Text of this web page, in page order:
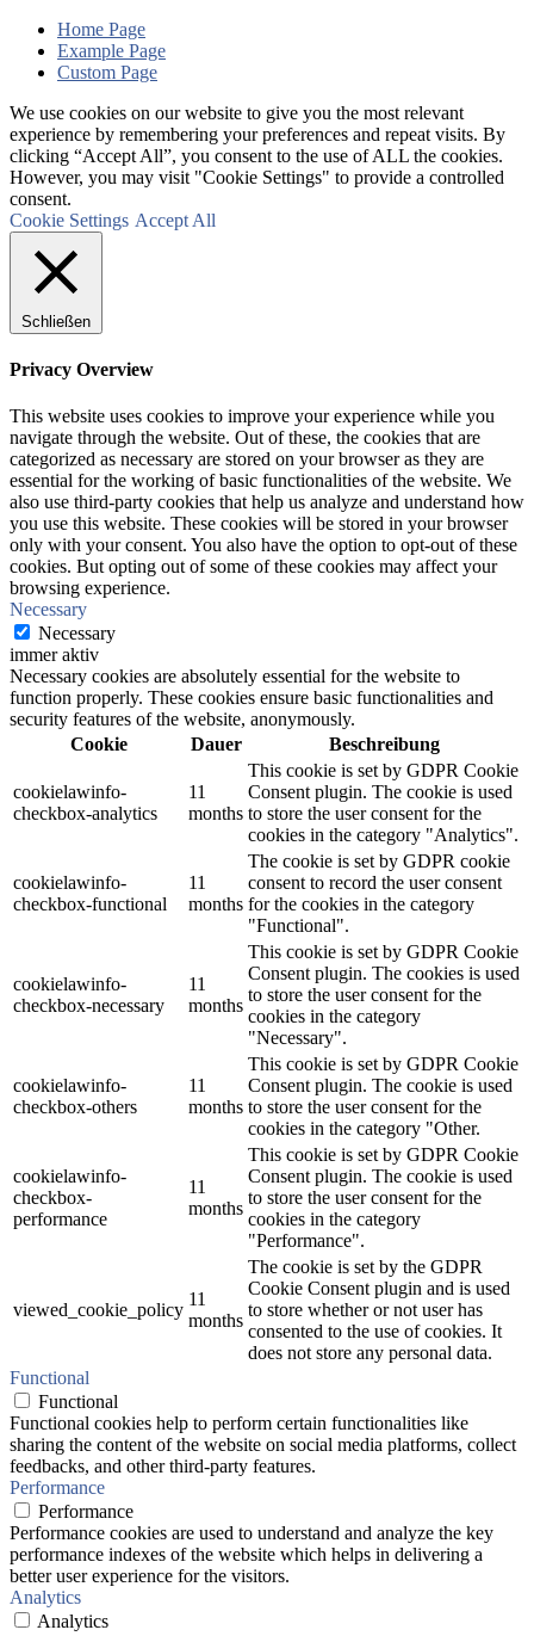
Home Page
Example Page
Custom Page
We use cookies on our website to give you the most relevant
experience by remembering your preferences and repeat visits. By
clicking “Accept All”, you consent to the use of ALL the cookies.
However, you may visit "Cookie Settings" to provide a controlled
consent.
Cookie Settings Accept All
Schließen
Privacy Overview
This website uses cookies to improve your experience while you
navigate through the website. Out of these, the cookies that are
categorized as necessary are stored on your browser as they are
essential for the working of basic functionalities of the website. We
also use third-party cookies that help us analyze and understand how
you use this website. These cookies will be stored in your browser
only with your consent. You also have the option to opt-out of these
cookies. But opting out of some of these cookies may affect your
browsing experience.
Necessary
Necessary
immer aktiv
Necessary cookies are absolutely essential for the website to
function properly. These cookies ensure basic functionalities and
security features of the website, anonymously.
Cookie
Dauer Beschreibung
cookielawinfo-
checkbox-analytics
11
months
This cookie is set by GDPR Cookie
Consent plugin. The cookie is used
to store the user consent for the
cookies in the category "Analytics".
cookielawinfo-
checkbox-functional
11
months
The cookie is set by GDPR cookie
consent to record the user consent
for the cookies in the category
"Functional".
cookielawinfo-
checkbox-necessary
11
months
This cookie is set by GDPR Cookie
Consent plugin. The cookies is used
to store the user consent for the
cookies in the category
"Necessary".
cookielawinfo-
checkbox-others
11
months
This cookie is set by GDPR Cookie
Consent plugin. The cookie is used
to store the user consent for the
cookies in the category "Other.
cookielawinfo-
checkbox-
performance
11
months
This cookie is set by GDPR Cookie
Consent plugin. The cookie is used
to store the user consent for the
cookies in the category
"Performance".
viewed_cookie_policy
11
months
The cookie is set by the GDPR
Cookie Consent plugin and is used
to store whether or not user has
consented to the use of cookies. It
does not store any personal data.
Functional
Functional
Functional cookies help to perform certain functionalities like
sharing the content of the website on social media platforms, collect
feedbacks, and other third-party features.
Performance
Performance
Performance cookies are used to understand and analyze the key
performance indexes of the website which helps in delivering a
better user experience for the visitors.
Analytics
Analytics